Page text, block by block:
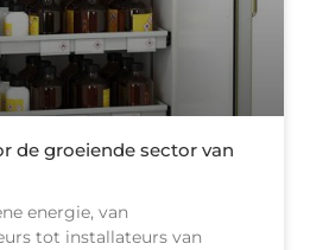
de groeiende sector van
energie, van
tot installateurs van